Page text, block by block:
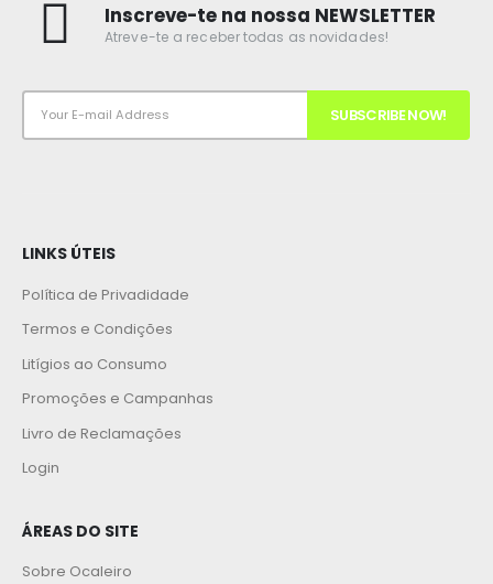
Inscreve-te na nossa NEWSLETTER
Atreve-te a receber todas as novidades!
LINKS ÚTEIS
Política de Privadidade
Termos e Condições
Litígios ao Consumo
Promoções e Campanhas
Livro de Reclamações
Login
ÁREAS DO SITE
Sobre Ocaleiro